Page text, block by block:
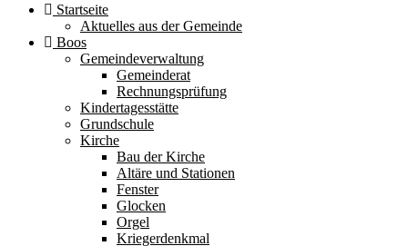
Startseite
Aktuelles aus der Gemeinde
Boos
Gemeindeverwaltung
Gemeinderat
Rechnungsprüfung
Kindertagesstätte
Grundschule
Kirche
Bau der Kirche
Altäre und Stationen
Fenster
Glocken
Orgel
Kriegerdenkmal